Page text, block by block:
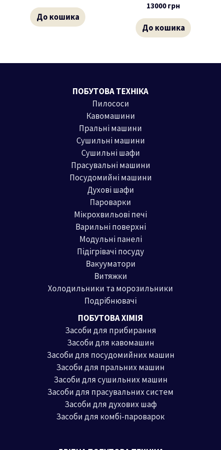
До кошика
13000 грн
До кошика
ПОБУТОВА ТЕХНІКА
Пилососи
Кавомашини
Пральні машини
Сушильні машини
Сушильні шафи
Прасувальні машини
Посудомийні машини
Духові шафи
Пароварки
Мікрохвильові печі
Варильні поверхні
Модульні панелі
Підігрівачі посуду
Вакууматори
Витяжки
Холодильники та морозильники
Подрібнювачі
ПОБУТОВА ХІМІЯ
Засоби для прибирання
Засоби для кавомашин
Засоби для посудомийних машин
Засоби для пральних машин
Засоби для сушильних машин
Засоби для прасувальних систем
Засоби для духових шаф
Засоби для комбі-пароварок